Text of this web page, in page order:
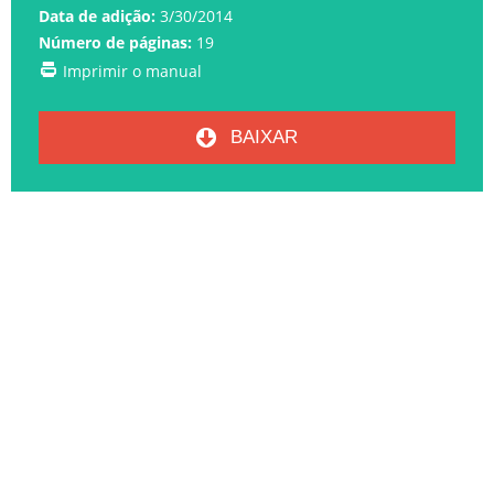
Data de adição: 3/30/2014
Número de páginas: 19
Imprimir o manual
BAIXAR